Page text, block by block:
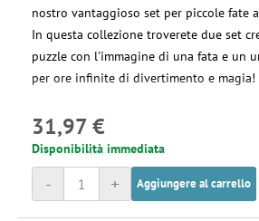
nostro vantaggioso set per piccole fate
In questa collezione troverete due set
puzzle con l'immagine di una fata e un
per ore infinite di divertimento e magia!
31,97 €
Disponibilità immediata
+
- Aggiungere al carrello